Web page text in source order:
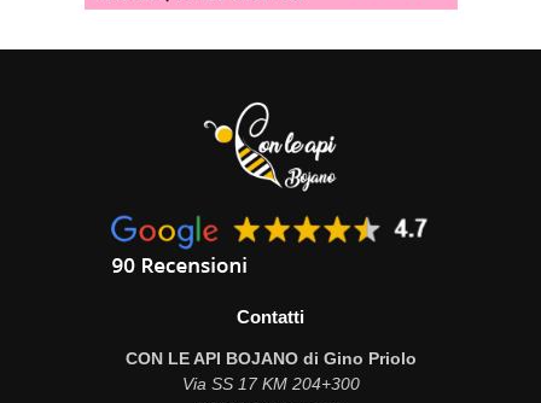
Contatti
CON LE API BOJANO di Gino Priolo
Via SS 17 KM 204+300